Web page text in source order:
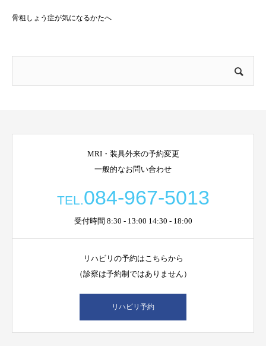
骨粗しょう症が気になるかたへ
MRI・装具外来の予約変更
一般的なお問い合わせ
TEL. 084-967-5013
受付時間 8:30 - 13:00 14:30 - 18:00
リハビリの予約はこちらから
（診察は予約制ではありません）
リハビリ予約